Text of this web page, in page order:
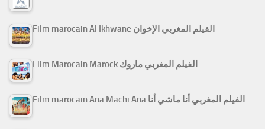
Film marocain Al Ikhwane الفيلم المغربي الإخوان
Film Marocain Marock الفيلم المغربي ماروك
Film marocain Ana Machi Ana الفيلم المغربي أنا ماشي أنا